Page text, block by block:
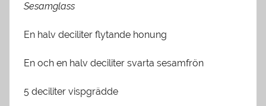
Sesamglass
En halv deciliter flytande honung
En och en halv deciliter svarta sesamfrön
5 deciliter vispgrädde